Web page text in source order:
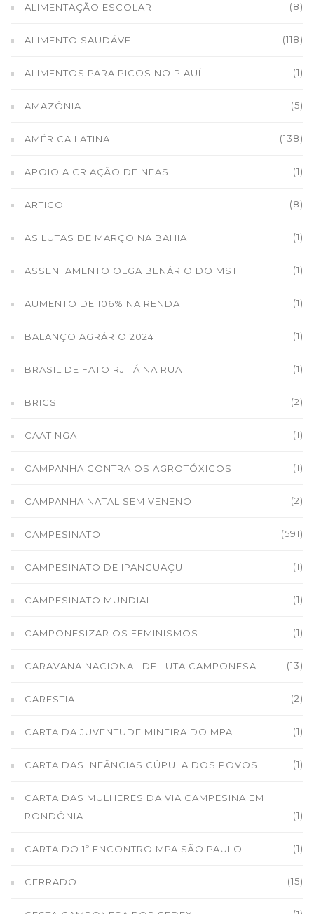
ALIMENTAÇÃO ESCOLAR (8)
ALIMENTO SAUDÁVEL (118)
ALIMENTOS PARA PICOS NO PIAUÍ (1)
AMAZÔNIA (5)
AMÉRICA LATINA (138)
APOIO A CRIAÇÃO DE NEAS (1)
ARTIGO (8)
AS LUTAS DE MARÇO NA BAHIA (1)
ASSENTAMENTO OLGA BENÁRIO DO MST (1)
AUMENTO DE 106% NA RENDA (1)
BALANÇO AGRÁRIO 2024 (1)
BRASIL DE FATO RJ TÁ NA RUA (1)
BRICS (2)
CAATINGA (1)
CAMPANHA CONTRA OS AGROTÓXICOS (1)
CAMPANHA NATAL SEM VENENO (2)
CAMPESINATO (591)
CAMPESINATO DE IPANGUAÇU (1)
CAMPESINATO MUNDIAL (1)
CAMPONESIZAR OS FEMINISMOS (1)
CARAVANA NACIONAL DE LUTA CAMPONESA (13)
CARESTIA (2)
CARTA DA JUVENTUDE MINEIRA DO MPA (1)
CARTA DAS INFÂNCIAS CÚPULA DOS POVOS (1)
CARTA DAS MULHERES DA VIA CAMPESINA EM
RONDÔNIA
(1)
CARTA DO 1º ENCONTRO MPA SÃO PAULO (1)
CERRADO (15)